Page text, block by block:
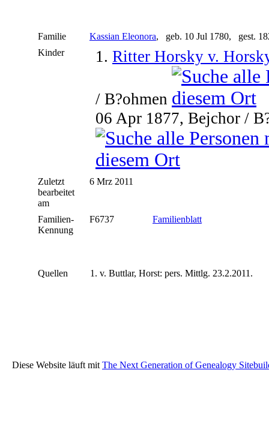
Familie Kassian Eleonora, geb. 10 Jul 1780, gest.
Kinder
1. Ritter Horsky v.
/ B?ohmen
06 Apr 1877, Bejchor /
Zuletzt
bearbeitet
am
6 Mrz 2011
Familien-
Kennung
F6737 Familienblatt
Quellen v. Buttlar, Horst: pers. Mittlg. 23.2.2011.
Diese Website läuft mit The Next Generation of Genealogy